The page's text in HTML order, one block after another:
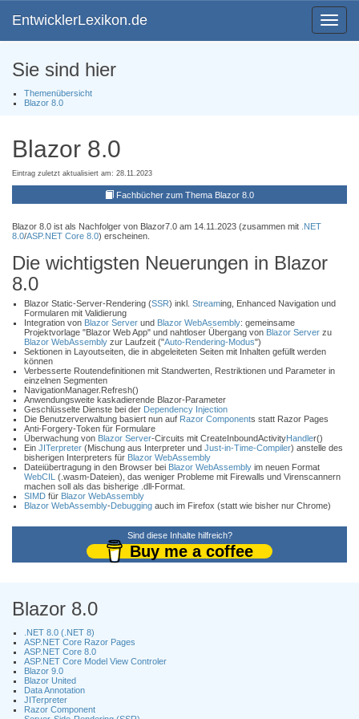
Toggle
EntwicklerLexikon.de
Sie sind hier
Themenübersicht
Blazor 8.0
Blazor 8.0
Eintrag zuletzt aktualisiert am: 28.11.2023
Fachbücher zum Thema Blazor 8.0
Blazor 8.0 ist als Nachfolger von Blazor7.0 am 14.11.2023 (zusammen mit .NET
8.0/ASP.NET Core 8.0) erscheinen.
Die wichtigsten Neuerungen in Blazor
8.0
Blazor Static-Server-Rendering (SSR) inkl. Streaming, Enhanced Navigation und
Formularen mit Validierung
Integration von Blazor Server und Blazor WebAssembly: gemeinsame
Projektvorlage "Blazor Web App" und nahtloser Übergang von Blazor Server zu
Blazor WebAssembly zur Laufzeit ("Auto-Rendering-Modus")
Sektionen in Layoutseiten, die in abgeleiteten Seiten mit Inhalten gefüllt werden
können
Verbesserte Routendefinitionen mit Standwerten, Restriktionen und Parameter in
einzelnen Segmenten
NavigationManager.Refresh()
Anwendungsweite kaskadierende Blazor-Parameter
Geschlüsselte Dienste bei der Dependency Injection
Die Benutzerverwaltung basiert nun auf Razor Components statt Razor Pages
Anti-Forgery-Token für Formulare
Überwachung von Blazor Server-Circuits mit CreateInboundActivityHandler()
Ein JITerpreter (Mischung aus Interpreter und Just-in-Time-Compiler) anstelle des
bisherigen Interpreters für Blazor WebAssembly
Dateiübertragung in den Browser bei Blazor WebAssembly im neuen Format
WebCIL (.wasm-Dateien), das weniger Probleme mit Firewalls und Virenscannern
machen soll als das bisherige .dll-Format.
SIMD für Blazor WebAssembly
Blazor WebAssembly-Debugging auch im Firefox (statt wie bisher nur Chrome)
Sind diese Inhalte hilfreich?
Buy me a coffee
Blazor 8.0
.NET 8.0 (.NET 8)
ASP.NET Core Razor Pages
ASP.NET Core 8.0
ASP.NET Core Model View Controler
Blazor 9.0
Blazor United
Data Annotation
JITerpreter
Razor Component